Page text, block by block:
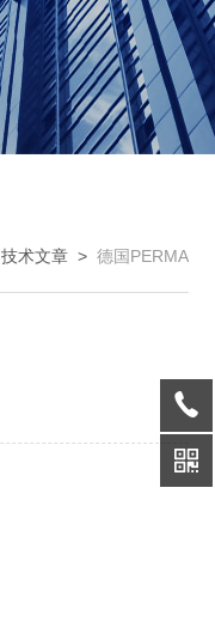
技术文章 > 德国PERMA